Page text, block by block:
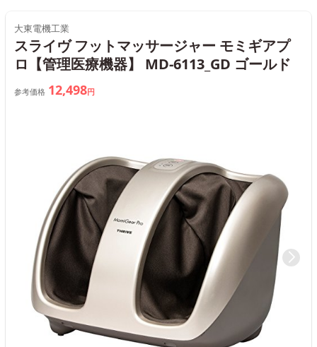
大東電機工業
スライヴ フットマッサージャー モミギアプ
ロ【管理医療機器】 MD-6113_GD ゴールド
参考価格 12,498円